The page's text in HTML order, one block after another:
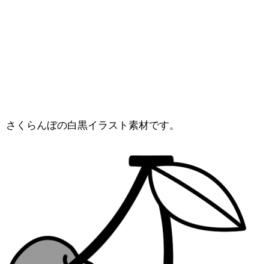
さくらんぼの白黒イラスト素材です。